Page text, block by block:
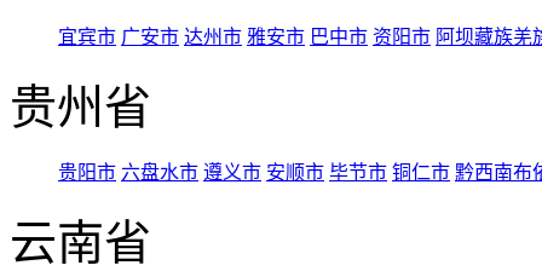
宜宾市 广安市 达州市 雅安市 巴中市 资阳市 阿坝藏族羌
贵州省
贵阳市 六盘水市 遵义市 安顺市 毕节市 铜仁市 黔西南布
云南省